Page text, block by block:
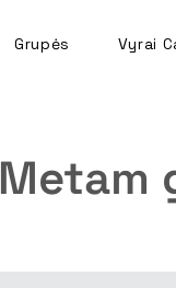
Grupės Vyrai
Metam